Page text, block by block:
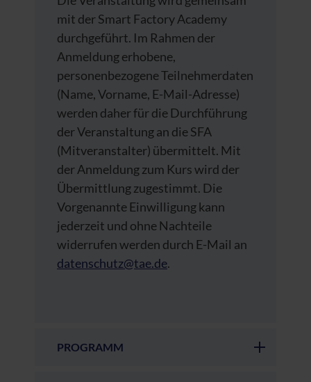
mit der Smart Factory Academy
durchgeführt. Im Rahmen der
Anmeldung erhobene,
personenbezogene Teilnehmerdaten
(Name, Vorname, E-Mail-Adresse)
werden daher für die Durchführung
der Veranstaltung an die SFA
(Mitveranstalter) übermittelt. Mit
der Anmeldung zum Kurs wird der
Übermittlung zugestimmt. Die
Vorgenannte Einwilligung kann
jederzeit und ohne Nachteile
widerrufen werden durch E-Mail an
datenschutz@tae.de.
PROGRAMM